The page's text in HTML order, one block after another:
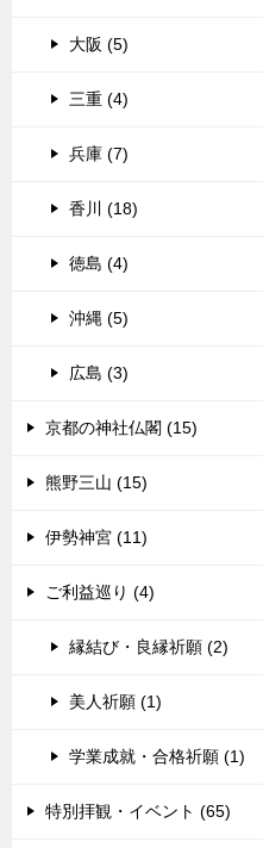
大阪 (5)
三重 (4)
兵庫 (7)
香川 (18)
徳島 (4)
沖縄 (5)
広島 (3)
京都の神社仏閣 (15)
熊野三山 (15)
伊勢神宮 (11)
ご利益巡り (4)
縁結び・良縁祈願 (2)
美人祈願 (1)
学業成就・合格祈願 (1)
特別拝観・イベント (65)